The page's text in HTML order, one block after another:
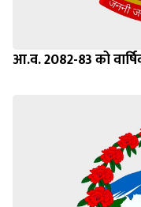
आ.व. 2082-83 को